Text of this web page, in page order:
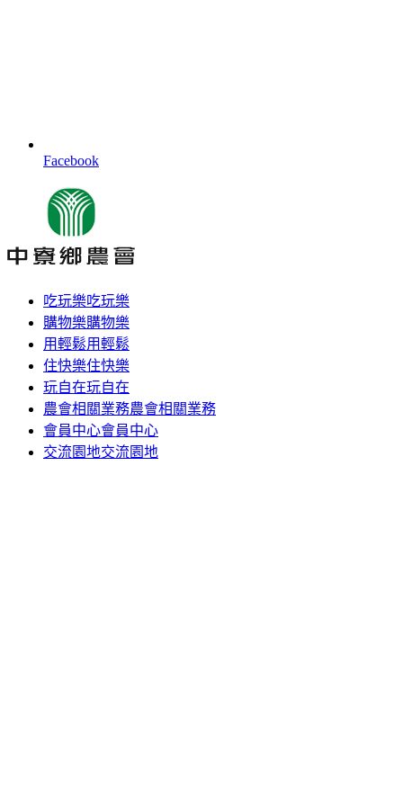
Facebook
吃玩樂吃玩樂
購物樂購物樂
用輕鬆用輕鬆
住快樂住快樂
玩自在玩自在
農會相關業務農會相關業務
會員中心會員中心
交流園地交流園地